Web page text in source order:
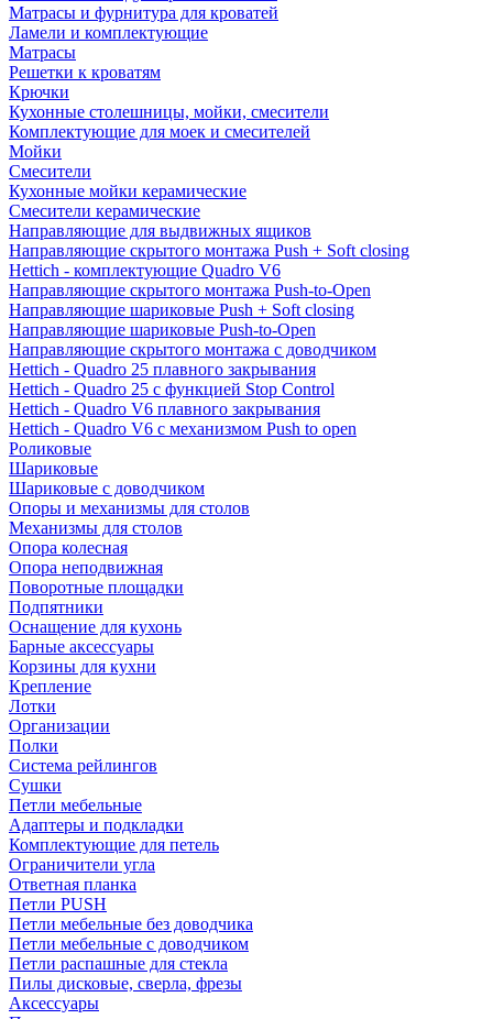
Матрасы и фурнитура для кроватей
Ламели и комплектующие
Матрасы
Решетки к кроватям
Крючки
Кухонные столешницы, мойки, смесители
Комплектующие для моек и смесителей
Мойки
Смесители
Кухонные мойки керамические
Смесители керамические
Направляющие для выдвижных ящиков
Направляющие скрытого монтажа Push + Soft closing
Hettich - комплектующие Quadro V6
Направляющие скрытого монтажа Push-to-Open
Направляющие шариковые Push + Soft closing
Направляющие шариковые Push-to-Open
Направляющие скрытого монтажа с доводчиком
Hettich - Quadro 25 плавного закрывания
Hettich - Quadro 25 с функцией Stop Control
Hettich - Quadro V6 плавного закрывания
Hettich - Quadro V6 с механизмом Push to open
Роликовые
Шариковые
Шариковые с доводчиком
Опоры и механизмы для столов
Механизмы для столов
Опора колесная
Опора неподвижная
Поворотные площадки
Подпятники
Оснащение для кухонь
Барные аксессуары
Корзины для кухни
Крепление
Лотки
Организации
Полки
Система рейлингов
Сушки
Петли мебельные
Адаптеры и подкладки
Комплектующие для петель
Ограничители угла
Ответная планка
Петли PUSH
Петли мебельные без доводчика
Петли мебельные с доводчиком
Петли распашные для стекла
Пилы дисковые, сверла, фрезы
Аксессуары